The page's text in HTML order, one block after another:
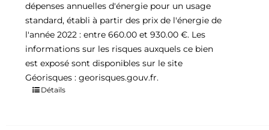
dépenses annuelles d'énergie pour un usage
standard, établi à partir des prix de l'énergie de
l'année 2022 : entre 660.00 et 930.00 €. Les
informations sur les risques auxquels ce bien
est exposé sont disponibles sur le site
Géorisques : georisques.gouv.fr.
Détails